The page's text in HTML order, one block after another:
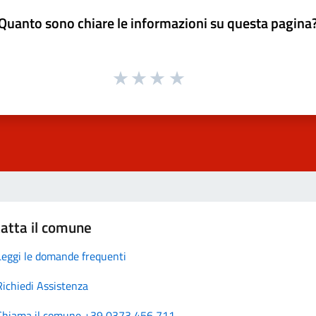
sono chiare le informazioni su questa
il comune
le domande frequenti
Assistenza